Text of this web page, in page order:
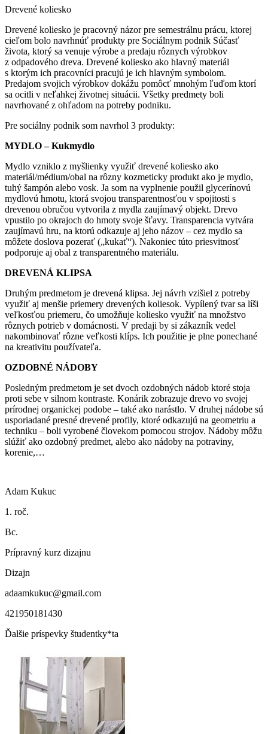
Drevené koliesko
Drevené koliesko je pracovný názor pre semestrálnu prácu, ktorej
cieľom bolo navrhnúť produkty pre Sociálnym podnik Súčasť
života, ktorý sa venuje výrobe a predaju rôznych výrobkov
z odpadového dreva. Drevené koliesko ako hlavný materiál
s ktorým ich pracovníci pracujú je ich hlavným symbolom.
Predajom svojich výrobkov dokážu pomôcť mnohým ľuďom ktorí
sa ocitli v neľahkej životnej situácii. Všetky predmety boli
navrhované z ohľadom na potreby podniku.
Pre sociálny podnik som navrhol 3 produkty:
MYDLO – Kukmydlo
Mydlo vzniklo z myšlienky využiť drevené koliesko ako
materiál/médium/obal na rôzny kozmeticky produkt ako je mydlo,
tuhý šampón alebo vosk. Ja som na vyplnenie použil glycerínovú
mydlovú hmotu, ktorá svojou transparentnosťou v spojitosti s
drevenou obručou vytvorila z mydla zaujímavý objekt. Drevo
vpustilo po okrajoch do hmoty svoje šťavy. Transparencia vytvára
zaujímavú hru, na ktorú odkazuje aj jeho názov – cez mydlo sa
môžete doslova pozerať („kukať“). Nakoniec túto priesvitnosť
podporuje aj obal z transparentného materiálu.
DREVENÁ KLIPSA
Druhým predmetom je drevená klipsa. Jej návrh vzišiel z potreby
využiť aj menšie priemery drevených koliesok. Vypílený tvar sa líši
veľkosťou priemeru, čo umožňuje koliesko využiť na množstvo
rôznych potrieb v domácnosti. V predaji by si zákazník vedel
nakombinovať rôzne veľkosti klíps. Ich použitie je plne ponechané
na kreativitu používateľa.
OZDOBNÉ NÁDOBY
Posledným predmetom je set dvoch ozdobných nádob ktoré stoja
proti sebe v silnom kontraste. Konárik zobrazuje drevo vo svojej
prírodnej organickej podobe – také ako narástlo. V druhej nádobe sú
usporiadané presné drevené profily, ktoré odkazujú na geometriu a
techniku – boli vyrobené človekom pomocou strojov. Nádoby môžu
slúžiť ako ozdobný predmet, alebo ako nádoby na potraviny,
korenie,…
Adam Kukuc
1. roč.
Bc.
Prípravný kurz dizajnu
Dizajn
adaamkukuc@gmail.com
421950181430
Ďalšie príspevky študentky*ta
Adam Kukuc